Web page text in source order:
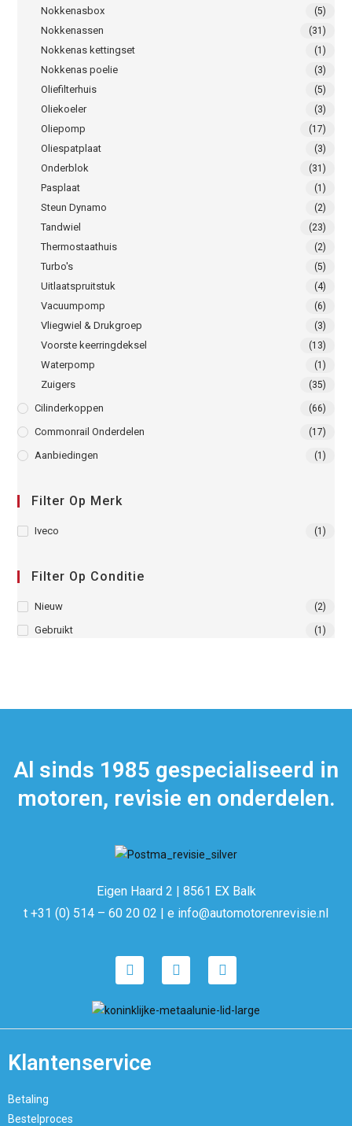
Nokkenasbox (5)
Nokkenassen (31)
Nokkenas kettingset (1)
Nokkenas poelie (3)
Oliefilterhuis (5)
Oliekoeler (3)
Oliepomp (17)
Oliespatplaat (3)
Onderblok (31)
Pasplaat (1)
Steun Dynamo (2)
Tandwiel (23)
Thermostaathuis (2)
Turbo's (5)
Uitlaatspruitstuk (4)
Vacuumpomp (6)
Vliegwiel & Drukgroep (3)
Voorste keerringdeksel (13)
Waterpomp (1)
Zuigers (35)
Cilinderkoppen (66)
Commonrail Onderdelen (17)
Aanbiedingen (1)
Filter Op Merk
Iveco (1)
Filter Op Conditie
Nieuw (2)
Gebruikt (1)
Al sinds 1985 gespecialiseerd in
motoren, revisie en onderdelen.
Eigen Haard 2 | 8561 EX Balk
t +31 (0) 514 – 60 20 02 | e info@automotorenrevisie.nl
Klantenservice
Betaling
Bestelproces